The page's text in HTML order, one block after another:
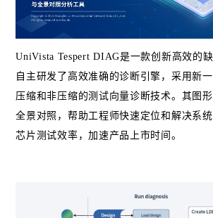
UniVista Tespert DIAG是一款创新高效的
自主研发了高效准确的诊断引擎，采用新
压缩和非压缩的测试向量诊断技术。其图
全景对照，帮助工程师快速定位和解决系
芯片测试效率，加速产品上市时间。